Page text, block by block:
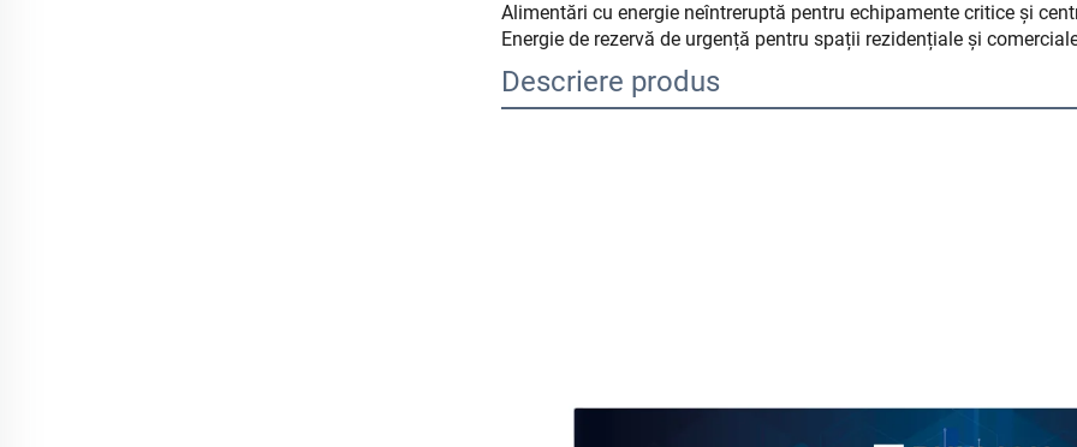
Alimentări cu energie neîntreruptă pentru echipamente critice și
Energie de rezervă de urgență pentru spații rezidențiale și
Descriere produs